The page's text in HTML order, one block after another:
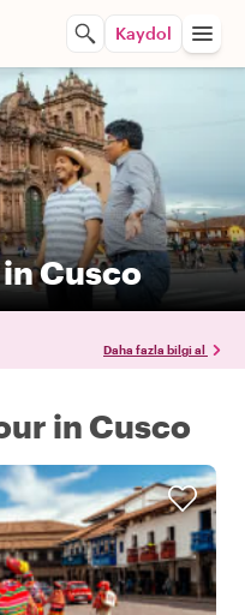
Kaydol
Cusco
Daha fazla bilgi al
in Cusco